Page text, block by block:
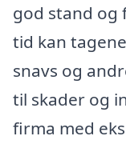
god stand og
tid kan
snavs og
til skader og
firma med